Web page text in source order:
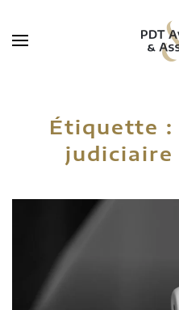
Skip to main content
Étiquette :